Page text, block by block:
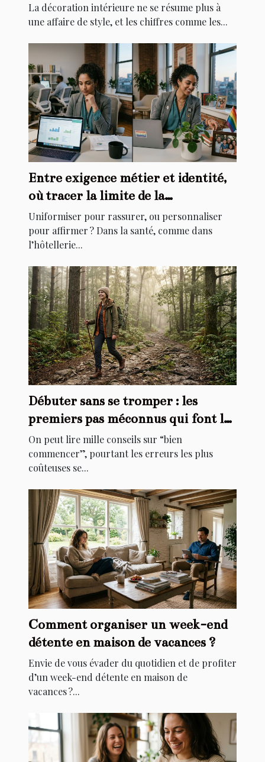
chez soi
La décoration intérieure ne se résume plus à
une affaire de style, et les chiffres comme les...
Entre exigence métier et identité,
où tracer la limite de la
personnalisation ?
Uniformiser pour rassurer, ou personnaliser
pour affirmer ? Dans la santé, comme dans
l’hôtellerie...
Débuter sans se tromper : les
premiers pas méconnus qui font la
différence
On peut lire mille conseils sur “bien
commencer”, pourtant les erreurs les plus
coûteuses se...
Comment organiser un week-end
détente en maison de vacances ?
Envie de vous évader du quotidien et de profiter
d’un week-end détente en maison de
vacances ?...